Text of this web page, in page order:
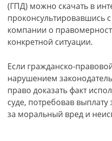
(ГПД) можно скачать в
проконсультировавшись
компании о
конкретной ситуации.
Если гражданско-
нарушением
право доказать факт
суде, потребовав
за моральный вред и